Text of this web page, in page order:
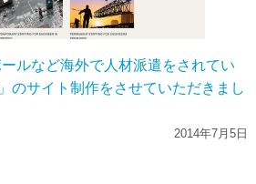
ルなど海外で人材派遣をされてい
のサイト制作をさせていただきまし
2014年7月5日